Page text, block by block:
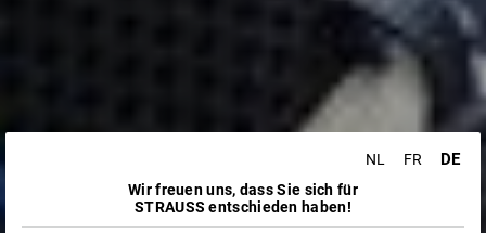
NL FR DE
Wir freuen uns, dass Sie sich für
STRAUSS entschieden haben!